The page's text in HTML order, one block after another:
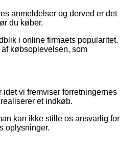
anmeldelser og derved er det
du køber.
i online firmaets popularitet.
købsoplevelsen, som
vi fremviser forretningernes
et indkøb.
kan ikke stille os ansvarlig for
oplysninger.